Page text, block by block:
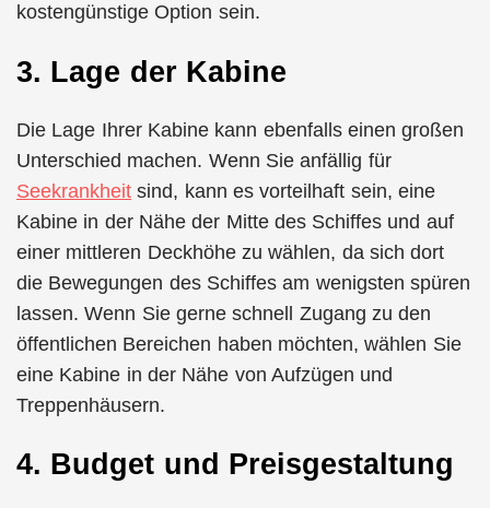
kostengünstige Option sein.
3. Lage der Kabine
Die Lage Ihrer Kabine kann ebenfalls einen großen
Unterschied machen. Wenn Sie anfällig für
Seekrankheit sind, kann es vorteilhaft sein, eine
Kabine in der Nähe der Mitte des Schiffes und auf
einer mittleren Deckhöhe zu wählen, da sich dort
die Bewegungen des Schiffes am wenigsten spüren
lassen. Wenn Sie gerne schnell Zugang zu den
öffentlichen Bereichen haben möchten, wählen Sie
eine Kabine in der Nähe von Aufzügen und
Treppenhäusern.
4. Budget und Preisgestaltung